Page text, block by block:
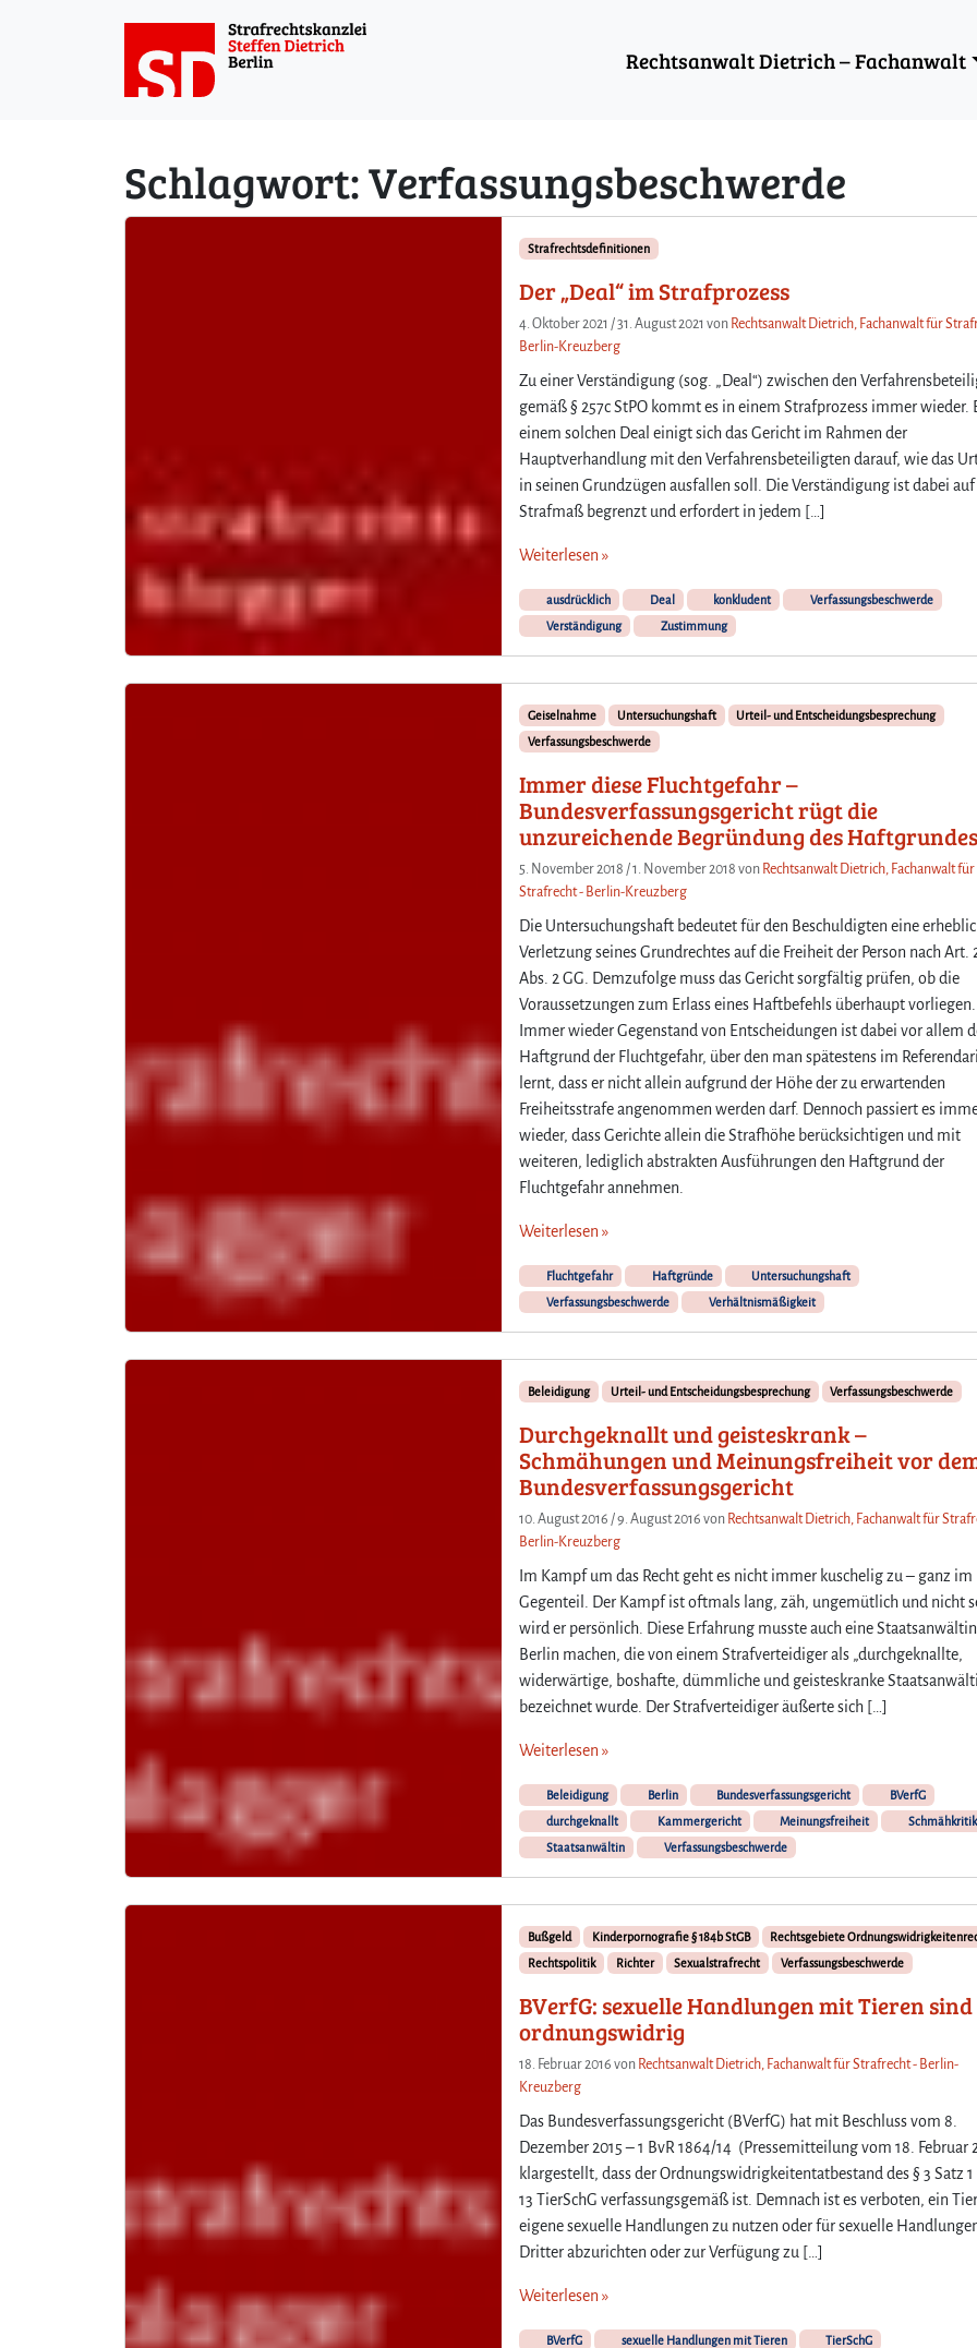
Rechtsanwalt Dietrich – Fachanwalt
Schlagwort:Verfassungsbeschwerde
Strafrechtsdefinitionen
Der „Deal“ im Strafprozess
4. Oktober 2021 /31. August 2021 von Rechtsanwalt Dietrich, Fachanwalt für
Berlin-Kreuzberg
Zu einer Verständigung (sog. „Deal“) zwischen den
gemäß § 257c StPO kommt es in einem Strafprozess immer wieder.
einem solchen Deal einigt sich das Gericht im Rahmen der
Hauptverhandlung mit den Verfahrensbeteiligten darauf, wie das
in seinen Grundzügen ausfallen soll. Die Verständigung ist dabei auf
Strafmaß begrenzt und erfordert in jedem […]
Weiterlesen »
ausdrücklich Deal konkludent
Verfassungsbeschwerde
Verständigung
Zustimmung
Geiselnahme Untersuchungshaft
Urteil- und Entscheidungsbesprechung
Verfassungsbeschwerde
Immer diese Fluchtgefahr –
Bundesverfassungsgericht rügt die
unzureichende Begründung des
5. November 2018 /1. November 2018 von Rechtsanwalt Dietrich, Fachanwalt für
Strafrecht - Berlin-Kreuzberg
Die Untersuchungshaft bedeutet für den Beschuldigten eine
Verletzung seines Grundrechtes auf die Freiheit der Person nach Art.
Abs. 2 GG. Demzufolge muss das Gericht sorgfältig prüfen, ob die
Voraussetzungen zum Erlass eines Haftbefehls überhaupt vorliegen.
Immer wieder Gegenstand von Entscheidungen ist dabei vor allem
Haftgrund der Fluchtgefahr, über den man spätestens im
lernt, dass er nicht allein aufgrund der Höhe der zu erwartenden
Freiheitsstrafe angenommen werden darf. Dennoch passiert es
wieder, dass Gerichte allein die Strafhöhe berücksichtigen und mit
weiteren, lediglich abstrakten Ausführungen den Haftgrund der
Fluchtgefahr annehmen.
Weiterlesen »
Fluchtgefahr Haftgründe
Untersuchungshaft
Verfassungsbeschwerde
Verhältnismäßigkeit
Beleidigung Urteil- und Entscheidungsbesprechung Verfassungsbeschwerde
Durchgeknallt und geisteskrank –
Schmähungen und Meinungsfreiheit vor
Bundesverfassungsgericht
10. August 2016 /9. August 2016 von Rechtsanwalt Dietrich, Fachanwalt für
Berlin-Kreuzberg
Im Kampf um das Recht geht es nicht immer kuschelig zu – ganz im
Gegenteil. Der Kampf ist oftmals lang, zäh, ungemütlich und nicht
wird er persönlich. Diese Erfahrung musste auch eine
Berlin machen, die von einem Strafverteidiger als „durchgeknallte,
widerwärtige, boshafte, dümmliche und geisteskranke
bezeichnet wurde. Der Strafverteidiger äußerte sich […]
Weiterlesen »
Beleidigung Berlin Bundesverfassungsgericht
BVerfG
durchgeknallt
Kammergericht Meinungsfreiheit
Schmähkritik
Staatsanwältin
Verfassungsbeschwerde
Bußgeld Kinderpornografie § 184b StGB
Rechtsgebiete
Rechtspolitik
Richter Sexualstrafrecht Verfassungsbeschwerde
BVerfG: sexuelle Handlungen mit Tieren sind
ordnungswidrig
18. Februar 2016 von Rechtsanwalt Dietrich, Fachanwalt für Strafrecht - Berlin-
Kreuzberg
Das Bundesverfassungsgericht (BVerfG) hat mit Beschluss vom 8.
Dezember 2015 – 1 BvR 1864/14 (Pressemitteilung vom 18. Februar
klargestellt, dass der Ordnungswidrigkeitentatbestand des § 3 Satz
13 TierSchG verfassungsgemäß ist. Demnach ist es verboten, ein
eigene sexuelle Handlungen zu nutzen oder für sexuelle
Dritter abzurichten oder zur Verfügung zu […]
Weiterlesen »
BVerfG sexuelle Handlungen mit Tieren
TierSchG